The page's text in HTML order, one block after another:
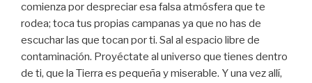
comienza por despreciar esa falsa atmósfera que te
rodea; toca tus propias campanas ya que no has de
escuchar las que tocan por ti. Sal al espacio libre de
contaminación. Proyéctate al universo que tienes dentro
de ti, que la Tierra es pequeña y miserable. Y una vez allí,